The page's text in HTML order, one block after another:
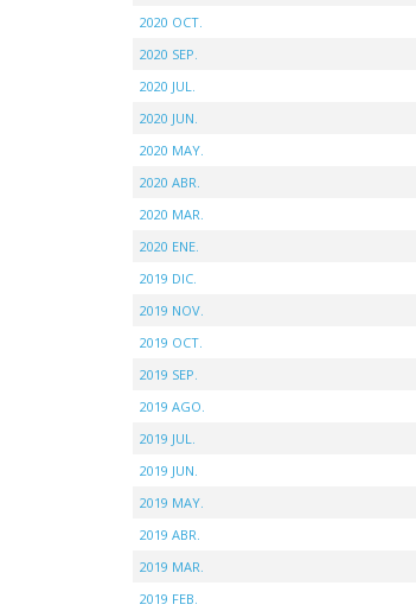
2020 OCT.
2020 SEP.
2020 JUL.
2020 JUN.
2020 MAY.
2020 ABR.
2020 MAR.
2020 ENE.
2019 DIC.
2019 NOV.
2019 OCT.
2019 SEP.
2019 AGO.
2019 JUL.
2019 JUN.
2019 MAY.
2019 ABR.
2019 MAR.
2019 FEB.